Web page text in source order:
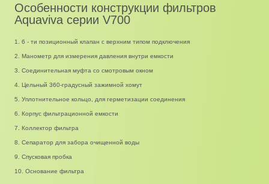
Особенности конструкции фильтров
Aquaviva серии V700
1. 6 - ти позиционный клапан с верхним типом подключения
2. Манометр для измерения давления внутри емкости
3. Соединительная муфта со смотровым окном
4. Цельный 360-градусный зажимной хомут
5. Уплотнительное кольцо, для герметизации соединения
6. Корпус фильтрационной емкости
7. Коллектор фильтра
8. Сепаратор для забора очищенной воды
9. Спусковая пробка
10. Основание фильтра